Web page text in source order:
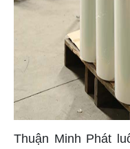
Thuận Minh Phát